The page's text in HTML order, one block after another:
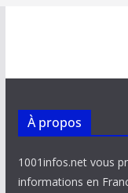
À propos
1001infos.net vous
informations en